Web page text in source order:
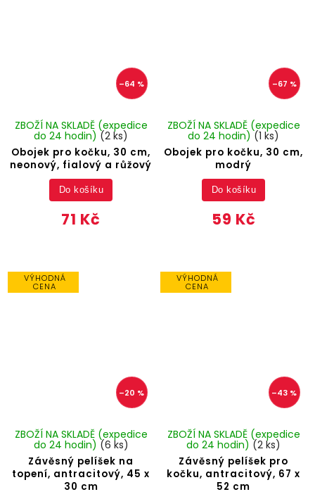
–64 %
Obojek pro kočku, 30 cm,
neonový, fialový a růžový
ZBOŽÍ NA SKLADĚ (expedice
do 24 hodin) (2 ks)
71 Kč
Do košíku
–67 %
Obojek pro kočku, 30 cm,
modrý
ZBOŽÍ NA SKLADĚ (expedice
do 24 hodin) (1 ks)
59 Kč
Do košíku
VÝHODNÁ
CENA
–20 %
Závěsný pelíšek na
topení, antracitový, 45 x
30 cm
ZBOŽÍ NA SKLADĚ (expedice
do 24 hodin) (6 ks)
VÝHODNÁ
CENA
–43 %
Závěsný pelíšek pro
kočku, antracitový, 67 x
52 cm
ZBOŽÍ NA SKLADĚ (expedice
do 24 hodin) (2 ks)